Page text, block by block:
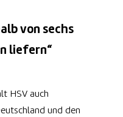
von sechs
liefern“
HSV auch
und den